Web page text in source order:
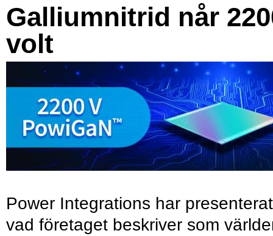
Galliumnitrid når
volt
Power Integrations har presenterat
vad företaget beskriver som